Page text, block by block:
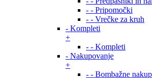
- - Pripomočki
- - Vrečke za kruh
- Kompleti
+
- - Kompleti
- Nakupovanje
+
- - Bombažne